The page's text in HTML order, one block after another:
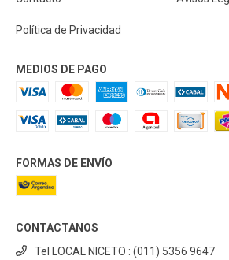
Política de Privacidad
MEDIOS DE PAGO
FORMAS DE ENVÍO
CONTACTANOS
Tel LOCAL NICETO : (011) 5356 9647